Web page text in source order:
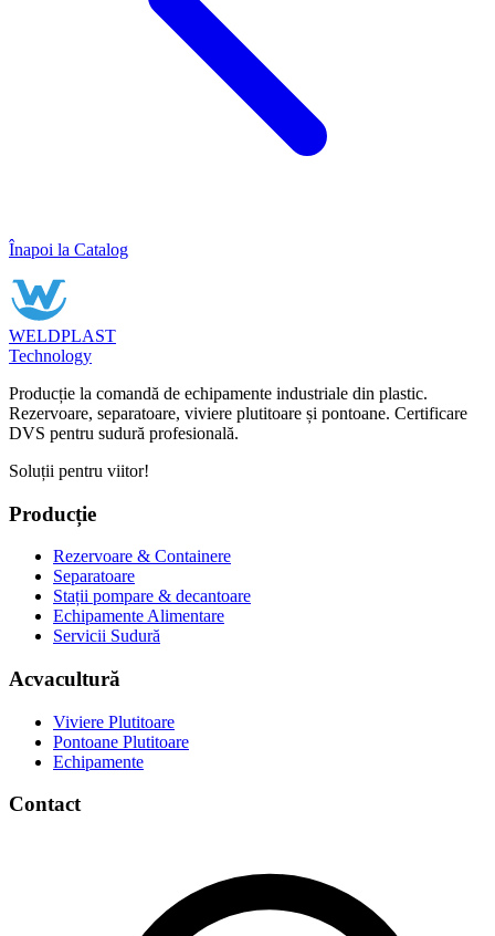
Înapoi la Catalog
WELDPLAST
Technology
Producție la comandă de echipamente industriale din plastic.
Rezervoare, separatoare, viviere plutitoare și pontoane. Certificare
DVS pentru sudură profesională.
Soluții pentru viitor!
Producție
Rezervoare & Containere
Separatoare
Stații pompare & decantoare
Echipamente Alimentare
Servicii Sudură
Acvacultură
Viviere Plutitoare
Pontoane Plutitoare
Echipamente
Contact